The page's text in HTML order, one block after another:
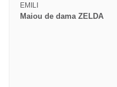
EMILI
Maiou de dama ZELDA